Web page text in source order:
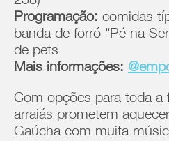
Programação: comidas
banda de forró “Pé na
de pets
Mais informações:
Com opções para toda a
arraiás prometem
Gaúcha com muita